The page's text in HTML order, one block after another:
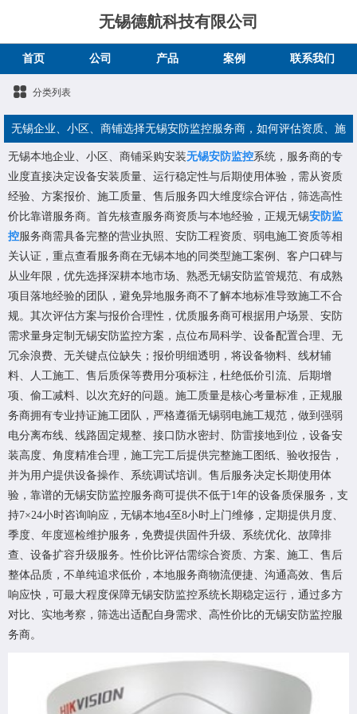
无锡德航科技有限公司
首页 公司 产品 案例 联系我们
分类列表
无锡企业、小区、商铺选择无锡安防监控服务商，如何评估资质、施
工、售后与性价比？
无锡本地企业、小区、商铺采购安装无锡安防监控系统，服务商的专
业度直接决定设备安装质量、运行稳定性与后期使用体验，需从资质
经验、方案报价、施工质量、售后服务四大维度综合评估，筛选高性
价比靠谱服务商。首先核查服务商资质与本地经验，正规无锡安防监
控服务商需具备完整的营业执照、安防工程资质、弱电施工资质等相
关认证，重点查看服务商在无锡本地的同类型施工案例、客户口碑与
从业年限，优先选择深耕本地市场、熟悉无锡安防监管规范、有成熟
项目落地经验的团队，避免异地服务商不了解本地标准导致施工不合
规。其次评估方案与报价合理性，优质服务商可根据用户场景、安防
需求量身定制无锡安防监控方案，点位布局科学、设备配置合理、无
冗余浪费、无关键点位缺失；报价明细透明，将设备物料、线材辅
料、人工施工、售后质保等费用分项标注，杜绝低价引流、后期增
项、偷工减料、以次充好的问题。施工质量是核心考量标准，正规服
务商拥有专业持证施工团队，严格遵循无锡弱电施工规范，做到强弱
电分离布线、线路固定规整、接口防水密封、防雷接地到位，设备安
装高度、角度精准合理，施工完工后提供完整施工图纸、验收报告，
并为用户提供设备操作、系统调试培训。售后服务决定长期使用体
验，靠谱的无锡安防监控服务商可提供不低于1年的设备质保服务，支
持7×24小时咨询响应，无锡本地4至8小时上门维修，定期提供月度、
季度、年度巡检维护服务，免费提供固件升级、系统优化、故障排
查、设备扩容升级服务。性价比评估需综合资质、方案、施工、售后
整体品质，不单纯追求低价，本地服务商物流便捷、沟通高效、售后
响应快，可最大程度保障无锡安防监控系统长期稳定运行，通过多方
对比、实地考察，筛选出适配自身需求、高性价比的无锡安防监控服
务商。